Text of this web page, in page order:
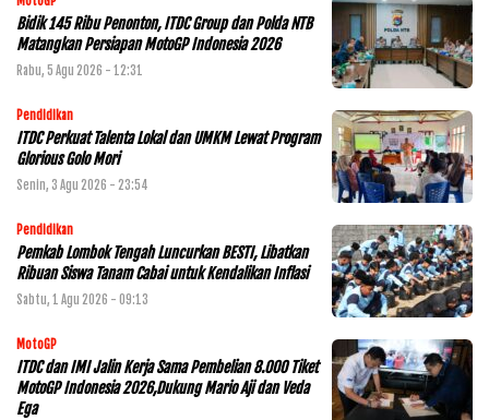
Bidik 145 Ribu Penonton, ITDC Group dan Polda NTB
Matangkan Persiapan MotoGP Indonesia 2026
Rabu, 5 Agu 2026 - 12:31
Pendidikan
ITDC Perkuat Talenta Lokal dan UMKM Lewat Program
Glorious Golo Mori
Senin, 3 Agu 2026 - 23:54
Pendidikan
Pemkab Lombok Tengah Luncurkan BESTI, Libatkan
Ribuan Siswa Tanam Cabai untuk Kendalikan Inflasi
Sabtu, 1 Agu 2026 - 09:13
MotoGP
ITDC dan IMI Jalin Kerja Sama Pembelian 8.000 Tiket
MotoGP Indonesia 2026,Dukung Mario Aji dan Veda
Ega